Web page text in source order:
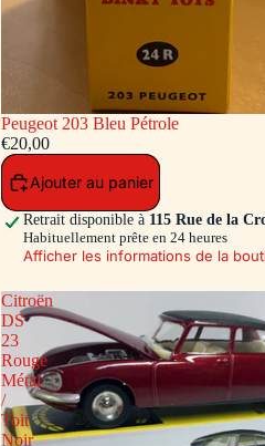
Peugeot 203 Bleu Pétrole
€20,00
Ajouter au panier
Retrait disponible à 115 Rue de la
Habituellement prête en 24 heures
Afficher les informations de la
Citroën
DS
23
Rouge
Métal
/
Toit
Noir